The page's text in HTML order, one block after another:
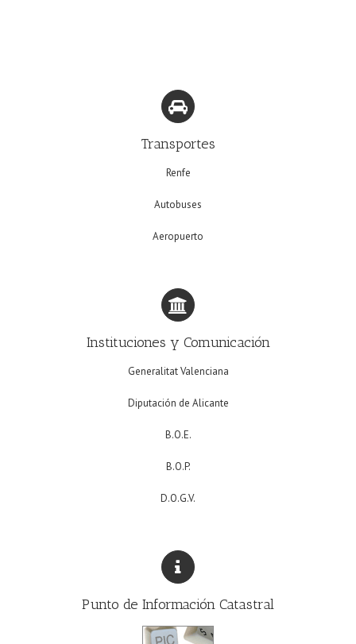
Transportes
Renfe
Autobuses
Aeropuerto
Instituciones y Comunicación
Generalitat Valenciana
Diputación de Alicante
B.O.E.
B.O.P.
D.O.G.V.
Punto de Información Catastral